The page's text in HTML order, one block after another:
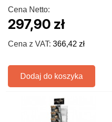
Cena Netto:
297,90 zł
Cena z VAT:366,42 zł
Dodaj do koszyka